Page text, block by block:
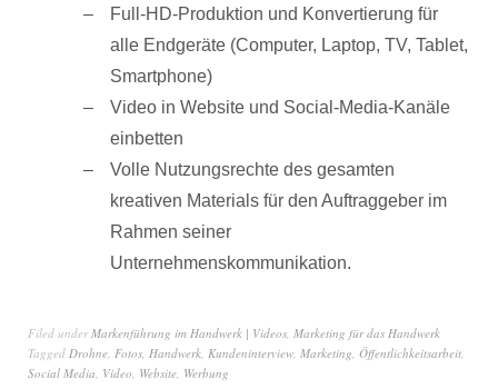
Full-HD-Produktion und Konvertierung für
alle Endgeräte (Computer, Laptop, TV, Tablet,
Smartphone)
Video in Website und Social-Media-Kanäle
einbetten
Volle Nutzungsrechte des gesamten
kreativen Materials für den Auftraggeber im
Rahmen seiner
Unternehmenskommunikation.
Filed underMarkenführung im Handwerk | Videos, Marketing für das Handwerk
Tagged Drohne, Fotos, Handwerk, Kundeninterview, Marketing, Öffentlichkeitsarbeit,
Social Media, Video, Website, Werbung